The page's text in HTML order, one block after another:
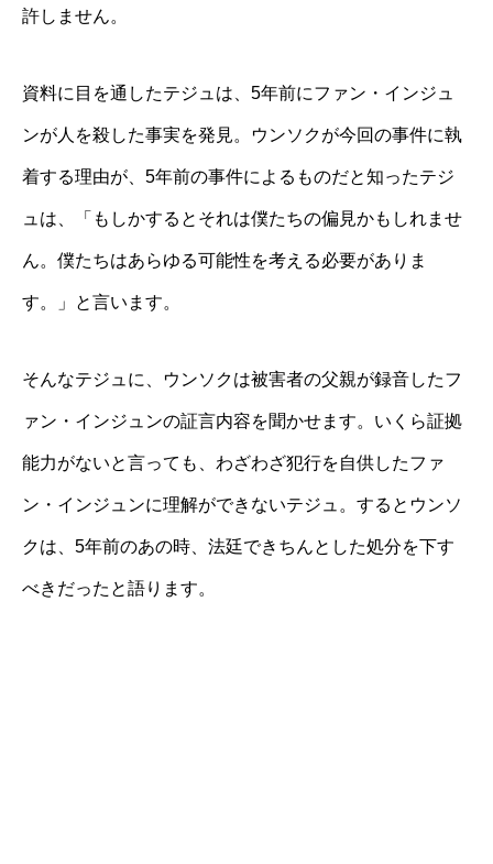
許しません。
資料に目を通したテジュは、5年前にファン・インジュ
ンが人を殺した事実を発見。ウンソクが今回の事件に執
着する理由が、5年前の事件によるものだと知ったテジ
ュは、「もしかするとそれは僕たちの偏見かもしれませ
ん。僕たちはあらゆる可能性を考える必要がありま
す。」と言います。
そんなテジュに、ウンソクは被害者の父親が録音したフ
ァン・インジュンの証言内容を聞かせます。いくら証拠
能力がないと言っても、わざわざ犯行を自供したファ
ン・インジュンに理解ができないテジュ。するとウンソ
クは、5年前のあの時、法廷できちんとした処分を下す
べきだったと語ります。